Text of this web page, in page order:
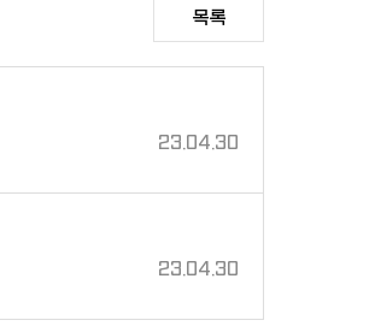
목록
23.04.30
23.04.30